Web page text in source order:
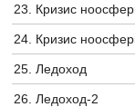
23. Кризис
24. Кризис
25. Ледоход
26. Ледоход-2